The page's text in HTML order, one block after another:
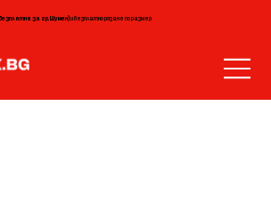
за гр. Шумен)и безплатно рязане по размер